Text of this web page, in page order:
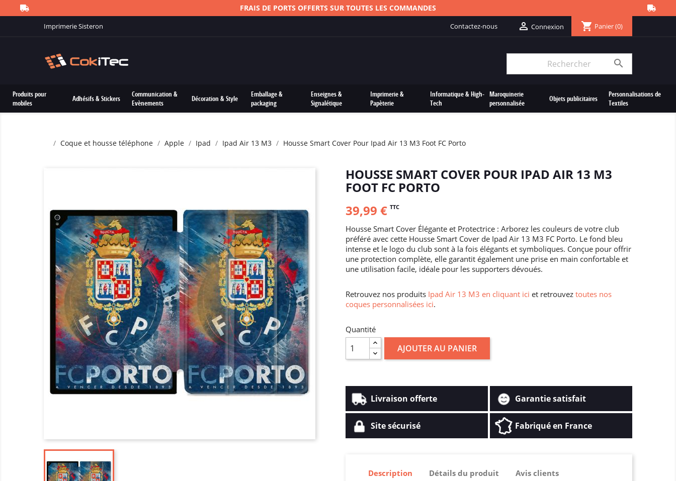
FRAIS DE PORTS OFFERTS SUR TOUTES LES COMMANDES
Imprimerie Sisteron Contactez-nous  Connexion shopping_cart Panier(0)

Produits pour
mobiles
Adhésifs & Stickers
Communication &
Evènements
Décoration & Style
Emballage &
packaging
Enseignes &
Signalétique
Imprimerie &
Papèterie
Informatique & High-
Tech
Maroquinerie
personnalisée
Objets publicitaires
Personnalisations de
Textiles
Coque et housse téléphone Apple Ipad Ipad Air 13 M3 Housse Smart Cover Pour Ipad Air 13 M3 Foot FC Porto
HOUSSE SMART COVER POUR IPAD AIR 13 M3
FOOT FC PORTO
39,99 € TTC
Housse Smart Cover Élégante et Protectrice : Arborez les couleurs de votre club
préféré avec cette Housse Smart Cover de Ipad Air 13 M3 FC Porto. Le fond bleu
intense et le logo du club sont à la fois élégants et symboliques. Conçue pour offrir
une protection complète, elle garantit également une prise en main confortable et
une utilisation facile, idéale pour les supporters dévoués.
Retrouvez nos produits Ipad Air 13 M3 en cliquant ici et retrouvez toutes nos
coques personnalisées ici.
Quantité
AJOUTER AU PANIER
Livraison offerte Garantie satisfait
Site sécurisé Fabriqué en France
Description Détails du produit Avis clients